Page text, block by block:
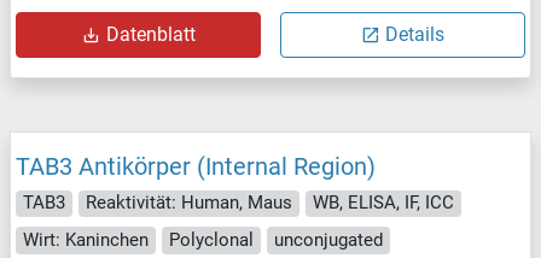
Datenblatt Details
TAB3 Antikörper (Internal Region)
TAB3 Reaktivität: Human, Maus
WB, ELISA, IF, ICC
Wirt: Kaninchen
Polyclonal unconjugated